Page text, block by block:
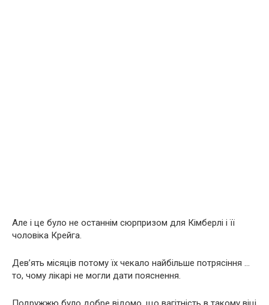
Але і це було не останнім сюрпризом для Кімберлі і її
чоловіка Крейга.
Дев’ять місяців потому їх чекало найбільше потрясіння …
то, чому лікарі не могли дати пояснення.